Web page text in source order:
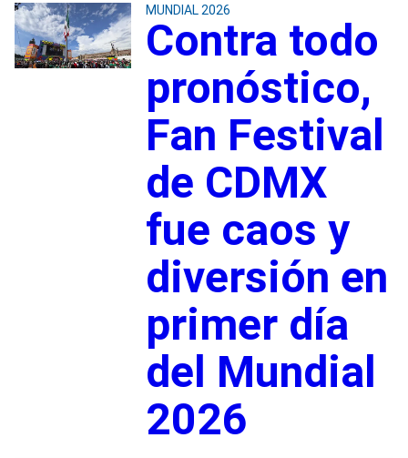
MUNDIAL 2026
Contra todo
pronóstico,
Fan Festival
de CDMX
fue caos y
diversión en
primer día
del Mundial
2026